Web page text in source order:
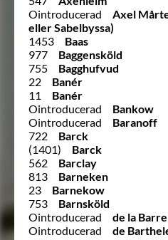
Ointroducerad
Axel
eller Sabelbyssa)
1453
Baas
977
Baggensköld
755
Bagghufvud
22
Banér
11
Banér
Ointroducerad
Bankow
Ointroducerad
Baranoff
722
Barck
(1401)
Barck
562
Barclay
813
Barneken
23
Barnekow
753
Barnsköld
Ointroducerad
de la Barre
Ointroducerad
de